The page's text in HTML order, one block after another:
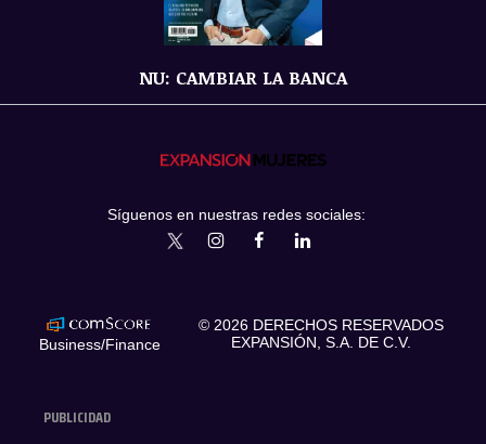
NU: CAMBIAR LA BANCA
PUBLICIDAD
Síguenos en nuestras redes sociales:
expansionmxExpansionMex
Business/Finance
© 2026 DERECHOS RESERVADOS
EXPANSIÓN, S.A. DE C.V.